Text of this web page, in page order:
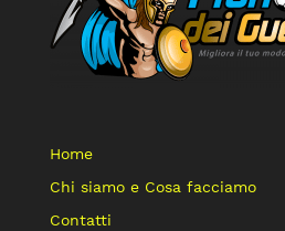
Home
Chi siamo e Cosa facciamo
Contatti